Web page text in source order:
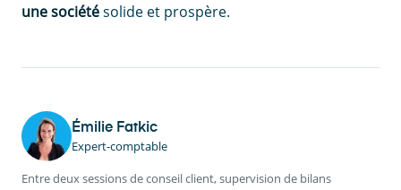
une sociétésolide et prospère.
Émilie Fatkic
Expert-comptable
Entre deux sessions de conseil client, supervision de bilans